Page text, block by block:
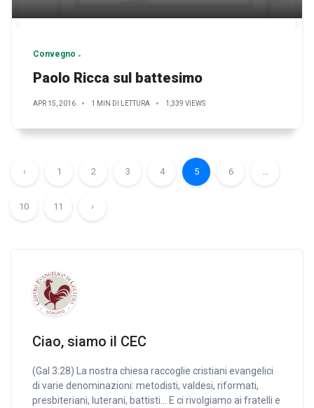
Convegno
Paolo Ricca sul battesimo
APR 15, 2016 1 MIN DI LETTURA 1,339 VIEWS
‹ 1 2 3 4 5 6
10 11 ›
Ciao, siamo il CEC
(Gal 3:28) La nostra chiesa raccoglie cristiani evangelici
di varie denominazioni: metodisti, valdesi, riformati,
presbiteriani, luterani, battisti… E ci rivolgiamo ai fratelli e